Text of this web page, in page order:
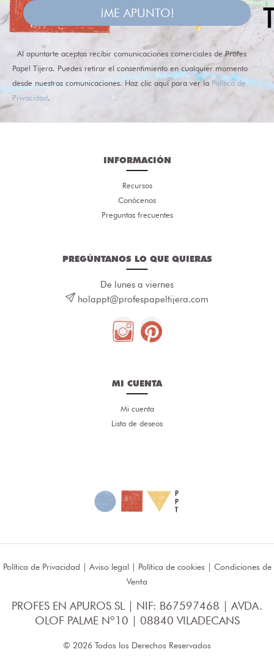
¡ME APUNTO!
Al apuntarte aceptas recibir comunicaciones comerciales de Profes
Papel Tijera. Puedes retirar el consentimiento en cualquier momento
desde nuestras comunicaciones. Haz clic aquí para ver la Política de
Privacidad.
INFORMACIÓN
Recursos
Conócenos
Preguntas frecuentes
PREGÚNTANOS LO QUE QUIERAS
De lunes a viernes
holappt@profespapeltijera.com
MI CUENTA
Mi cuenta
Lista de deseos
Política de Privacidad | Aviso legal| Política de cookies | Condiciones de
Venta
PROFES EN APUROS SL | NIF: B67597468 | AVDA.
OLOF PALME Nº10 | 08840 VILADECANS
© 2026 Todos los Derechos Reservados